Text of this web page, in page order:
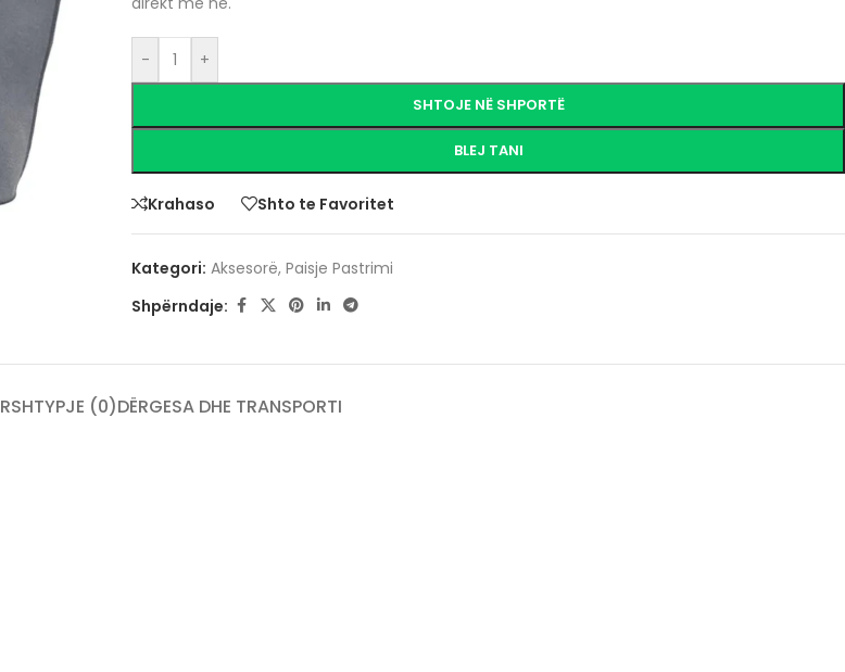
- +
SHTOJE NË SHPORTË
BLEJ TANI
Krahaso Shto te Favoritet
Kategori: Aksesorë, Paisje Pastrimi
Shpërndaje:
(0)DËRGESA DHE TRANSPORTI